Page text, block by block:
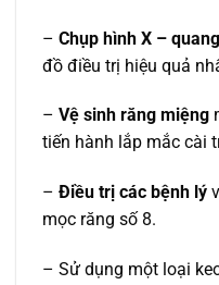
– Chụp hình X – quang
đồ điều trị hiệu quả
– Vệ sinh răng miệng
tiến hành lắp mắc cài
– Điều trị các bệnh lý
mọc răng số 8.
– Sử dụng một loại